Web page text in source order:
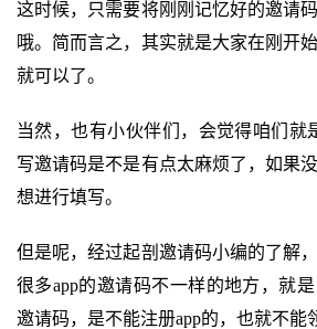
这时候，只需要将刚刚记忆好的邀请
哦。简而言之，其实就是大家在刚开
就可以了。
当然，也有小伙伴们，会觉得咱们就
写邀请码是不是有点太麻烦了，如果
想进行填写。
但是呢，经过起剖邀请码小编的了解
很多app的邀请码不一样的地方，就
邀请码，是不能注册app的，也就不能